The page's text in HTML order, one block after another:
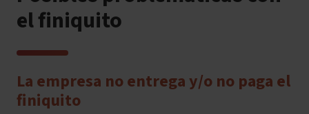
el finiquito
La empresa no entrega y/o no paga el
finiquito